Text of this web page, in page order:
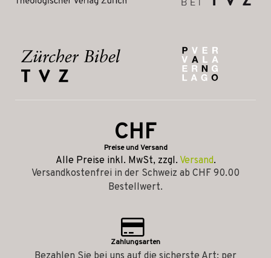
CHF
Preise und Versand
Alle Preise inkl. MwSt, zzgl. Versand.
Versandkostenfrei in der Schweiz ab CHF 90.00
Bestellwert.
Zahlungsarten